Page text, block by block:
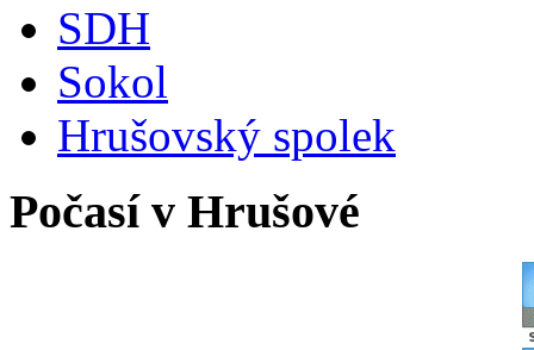
SDH
Sokol
Hrušovský spolek
Počasí v Hrušové